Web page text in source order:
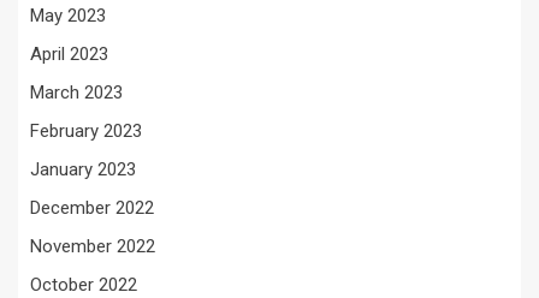
May 2023
April 2023
March 2023
February 2023
January 2023
December 2022
November 2022
October 2022